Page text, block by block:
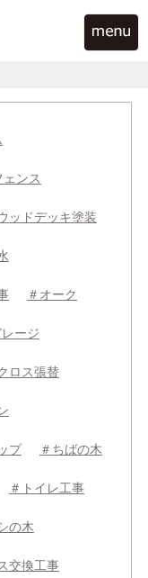
ンス
ッドデッキ塗装
＃オーク
レージ
ロス張替
プ ＃ちばの木
＃トイレ工事
の木
交換工事